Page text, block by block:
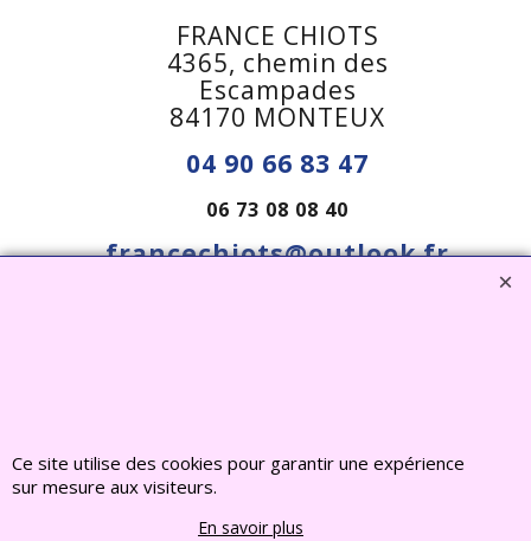
FRANCE CHIOTS
4365, chemin des
Escampades
84170 MONTEUX
04 90 66 83 47
06 73 08 08 40
francechiots@outlook.fr
2022 FRANCE CHIOTS © Tous droits reserves
Ce site utilise des cookies pour garantir une expérience
sur mesure aux visiteurs.
En savoir plus